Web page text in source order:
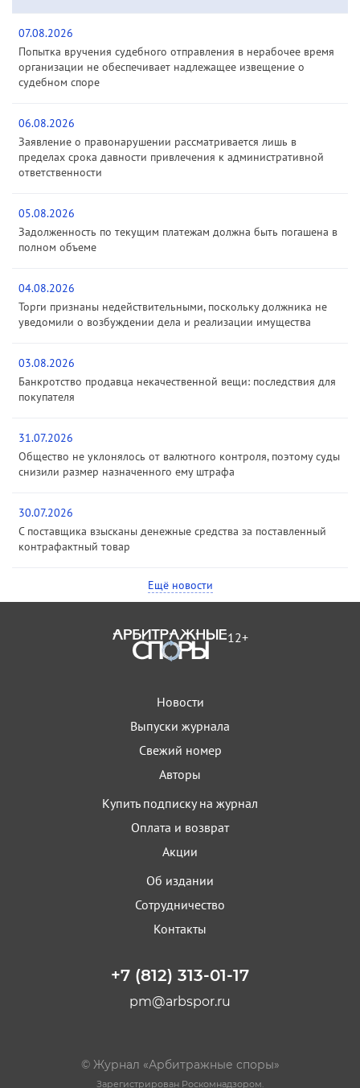
07.08.2026
Попытка вручения судебного отправления в нерабочее время
организации не обеспечивает надлежащее извещение о
судебном споре
06.08.2026
Заявление о правонарушении рассматривается лишь в
пределах срока давности привлечения к административной
ответственности
05.08.2026
Задолженность по текущим платежам должна быть погашена в
полном объеме
04.08.2026
Торги признаны недействительными, поскольку должника не
уведомили о возбуждении дела и реализации имущества
03.08.2026
Банкротство продавца некачественной вещи: последствия для
покупателя
31.07.2026
Общество не уклонялось от валютного контроля, поэтому суды
снизили размер назначенного ему штрафа
30.07.2026
С поставщика взысканы денежные средства за поставленный
контрафактный товар
Ещё новости
12+
Новости
Выпуски журнала
Свежий номер
Авторы
Купить подписку на журнал
Оплата и возврат
Акции
Об издании
Сотрудничество
Контакты
+7 (812) 313-01-17
pm@arbspor.ru
© Журнал «Арбитражные споры»
Зарегистрирован Роскомнадзором.